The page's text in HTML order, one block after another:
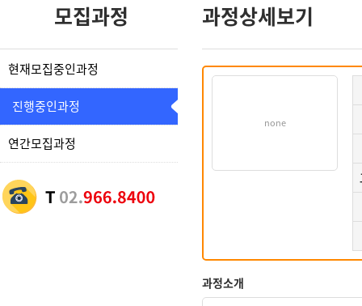
모집과정
현재모집중인과정
진행중인과정
연간모집과정
과정상세보기
none
과정소개